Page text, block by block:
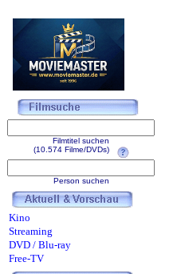
Filmtitel suchen
(10.574 Filme/DVDs)
Person suchen
Kino
Streaming
DVD / Blu-ray
Free-TV